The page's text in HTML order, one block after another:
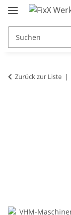
Zurück zur Liste